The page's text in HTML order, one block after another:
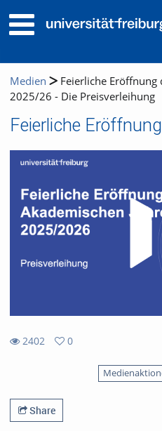
Medien
Feierliche Eröffnung
2025/26 - Die Preisverleihung
2402
0
Share